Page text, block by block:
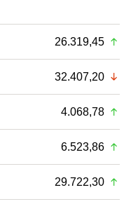
26.319,45
32.407,20
4.068,78
6.523,86
29.722,30